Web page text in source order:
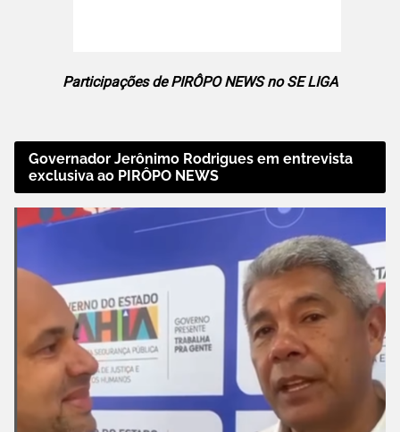
Participações de PIRÔPO NEWS no SE LIGA
Governador Jerônimo Rodrigues em entrevista
exclusiva ao PIRÔPO NEWS